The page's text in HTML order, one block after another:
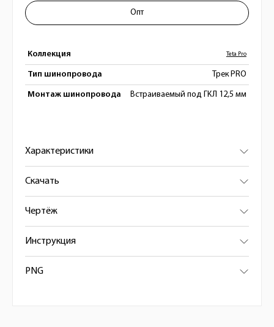
Коллекция Teta Pro
Тип шинопровода Трек PRO
Монтаж шинопровода Встраиваемый под ГКЛ 12,5 мм
Опт
Характеристики
Скачать
Чертёж
Инструкция
PNG